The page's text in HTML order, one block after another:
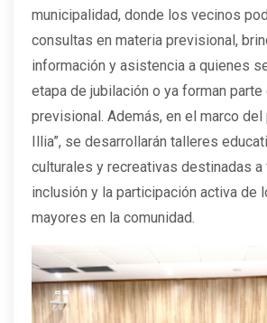
municipalidad, donde los vecinos
consultas en materia previsional,
información y asistencia a quienes
etapa de jubilación o ya forman
previsional. Además, en el marco del
Illia”, se desarrollarán talleres
culturales y recreativas destinadas
inclusión y la participación activa de
mayores en la comunidad.